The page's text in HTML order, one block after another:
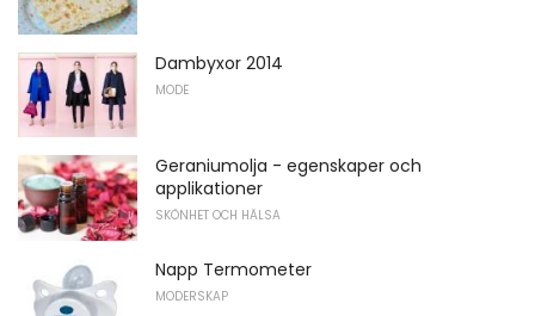
Dambyxor 2014
MODE
Geraniumolja - egenskaper och
applikationer
SKÖNHET OCH HÄLSA
Napp Termometer
MODERSKAP